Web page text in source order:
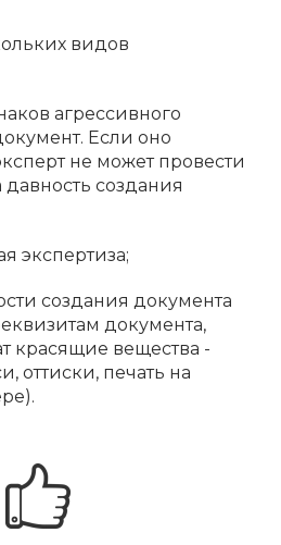
видов
агрессивного
Если оно
не может провести
создания
экспертиза;
создания документа
документа,
красящие вещества -
оттиски, печать на